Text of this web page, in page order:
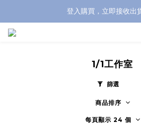
全館滿兩千免運！
登入購買，立即接收出
1/1工作室
篩選
商品排序
每頁顯示 24 個